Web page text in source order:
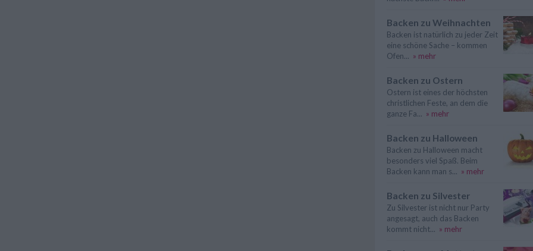
Backen zu Weihnachten
Backen ist natürlich zu jeder Zeit
eine schöne Sache – kommen
Ofen... » mehr
Backen zu Ostern
Ostern ist eines der höchsten
christlichen Feste, an dem die
ganze Fa... » mehr
Backen zu Halloween
Backen zu Halloween macht
besonders viel Spaß. Beim
Backen kann man s... » mehr
Backen zu Silvester
Zu Silvester ist nicht nur Party
angesagt, auch das Backen
kommt nicht... » mehr